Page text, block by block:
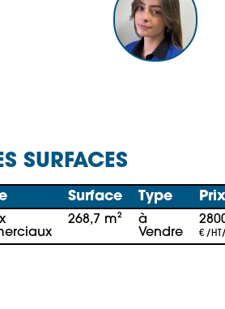
SURFACES
Surface Type Prix
268,7 m²
à
Vendre
€ /